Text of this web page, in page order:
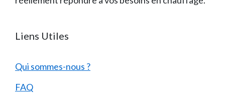
Liens Utiles
Qui sommes-nous ?
FAQ